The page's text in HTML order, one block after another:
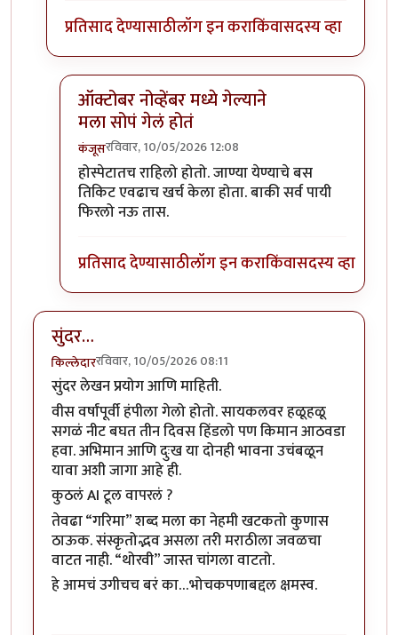
प्रतिसाद देण्यासाठीलॉग इन कराकिंवासदस्य व्हा
ऑक्टोबर नोव्हेंबर मध्ये गेल्याने
मला सोपं गेलं होतं
कंजूसरविवार, 10/05/2026 12:08
In reply toनाही फक्त हंपी(अडीच दिवस)…by
होस्पेटातच राहिलो होतो. जाण्या येण्याचे बस
तिकिट एवढाच खर्च केला होता. बाकी सर्व पायी
फिरलो नऊ तास.
प्रतिसाद देण्यासाठीलॉग इन कराकिंवासदस्य व्हा
सुंदर…
किल्लेदाररविवार, 10/05/2026 08:11
सुंदर लेखन प्रयोग आणि माहिती.
वीस वर्षांपूर्वी हंपीला गेलो होतो. सायकलवर हळूहळू
सगळं नीट बघत तीन दिवस हिंडलो पण किमान आठवडा
हवा. अभिमान आणि दुःख या दोनही भावना उचंबळून
यावा अशी जागा आहे ही.
कुठलं AI टूल वापरलं ?
तेवढा “गरिमा” शब्द मला का नेहमी खटकतो कुणास
ठाऊक. संस्कृतोद्भव असला तरी मराठीला जवळचा
वाटत नाही. “थोरवी” जास्त चांगला वाटतो.
हे आमचं उगीचच बरं का…भोचकपणाबद्दल क्षमस्व.